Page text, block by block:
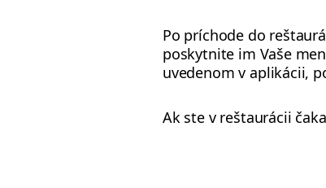
Po príchode do
poskytnite im Vaše
uvedenom v aplikácii,
Ak ste v reštaurácii